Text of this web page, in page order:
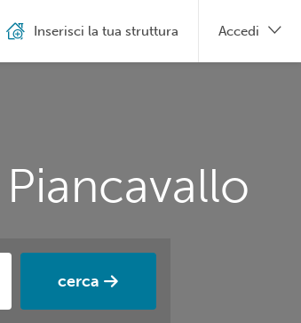
cerca
Inserisci la tua struttura Accedi